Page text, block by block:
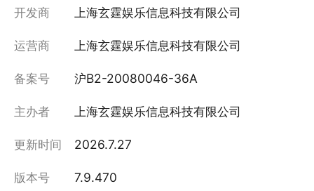
开发商 上海玄霆娱乐信息科技有限公司
运营商 上海玄霆娱乐信息科技有限公司
备案号 沪B2-20080046-36A
主办者 上海玄霆娱乐信息科技有限公司
更新时间 2026.7.27
版本号 7.9.470